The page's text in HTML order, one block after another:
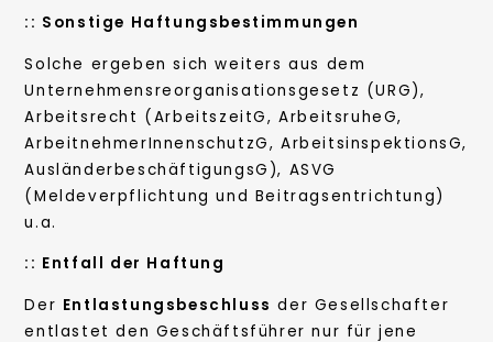
:: Sonstige Haftungsbestimmungen
Solche ergeben sich weiters aus dem
Unternehmensreorganisationsgesetz (URG),
Arbeitsrecht (ArbeitszeitG, ArbeitsruheG,
ArbeitnehmerInnenschutzG, ArbeitsinspektionsG,
AusländerbeschäftigungsG), ASVG
(Meldeverpflichtung und Beitragsentrichtung)
u.a.
:: Entfall der Haftung
Der Entlastungsbeschluss der Gesellschafter
entlastet den Geschäftsführer nur für jene